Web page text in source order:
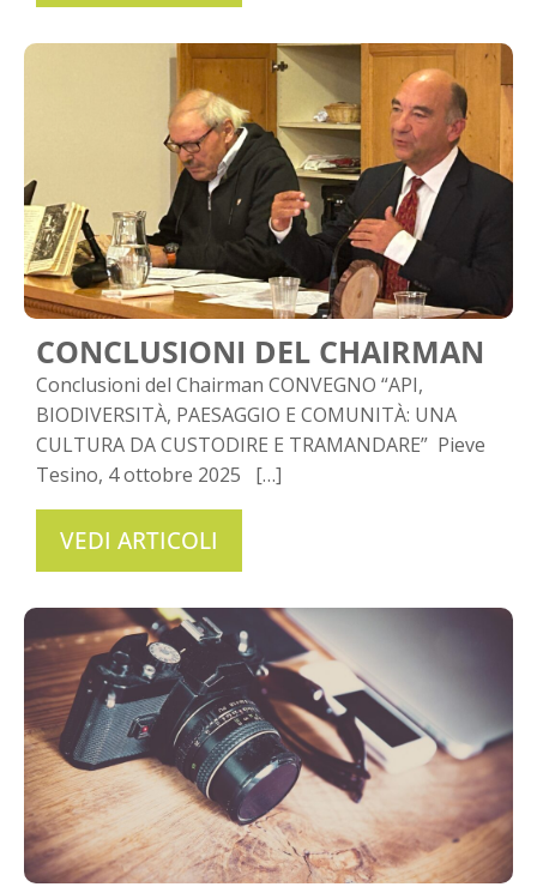
CONCLUSIONI DEL CHAIRMAN
Conclusioni del Chairman CONVEGNO “API,
BIODIVERSITÀ, PAESAGGIO E COMUNITÀ: UNA
CULTURA DA CUSTODIRE E TRAMANDARE” Pieve
Tesino, 4 ottobre 2025 […]
VEDI ARTICOLI